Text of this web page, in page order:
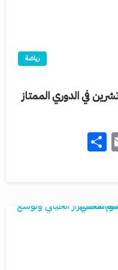
رياضة
في الدوري الممتاز
Email